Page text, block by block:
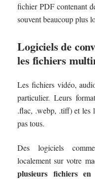
fichier PDF contenant
souvent beaucoup plus
Logiciels de
les fichiers
Les fichiers vidéo,
particulier. Leurs
.flac, .webp, .tiff) et les
pas tous.
Des logiciels
localement sur votre
plusieurs fichiers